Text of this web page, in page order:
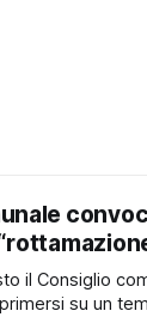
il Consiglio
su un